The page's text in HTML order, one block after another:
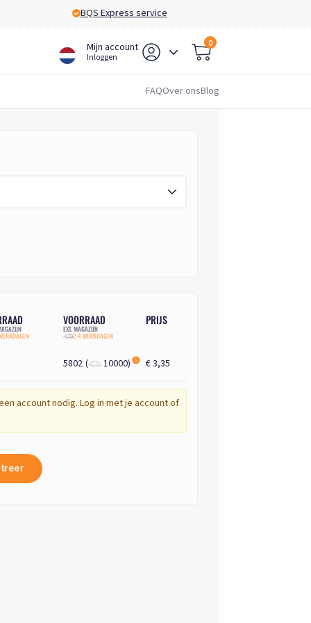
BQS Express service
Mijn account
Inloggen
0
FAQOver onsBlog
VOORRAAD
EXT. MAGAZIJN
2-4 WERKDAGEN
PRIJS
5802 ( 10000) € 3,35
account nodig. Log in met je account of